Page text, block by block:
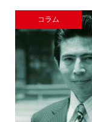
コラム